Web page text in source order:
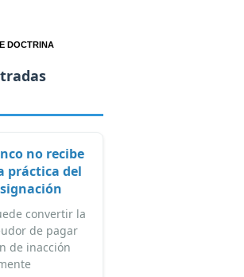
DOCTRINA
no recibe
práctica del
convertir la
de pagar
de inacción